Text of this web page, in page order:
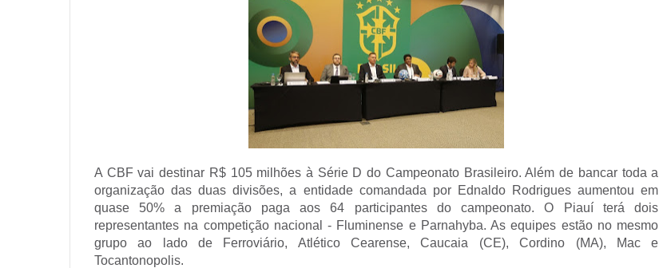
A CBF vai destinar R$ 105 milhões à Série D do Campeonato Brasileiro. Além de bancar toda a
organização das duas divisões, a entidade comandada por Ednaldo Rodrigues aumentou em
quase 50% a premiação paga aos 64 participantes do campeonato. O Piauí terá dois
representantes na competição nacional - Fluminense e Parnahyba. As equipes estão no mesmo
grupo ao lado de Ferroviário, Atlético Cearense, Caucaia (CE), Cordino (MA), Mac e
Tocantonopolis.